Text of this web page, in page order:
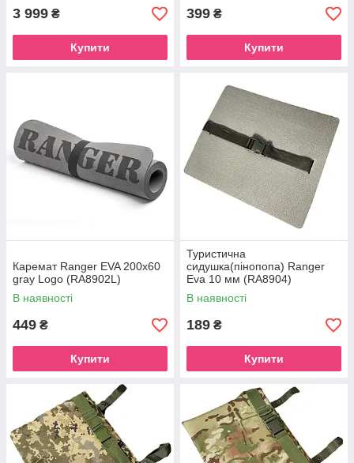
3 999 ₴
Купити
399 ₴
Купити
Каремат Ranger EVA 200x60
gray Logo (RA8902L)
В наявності
449 ₴
Купити
Туристична
сидушка(пінопопа) Ranger
Eva 10 мм (RA8904)
В наявності
189 ₴
Купити